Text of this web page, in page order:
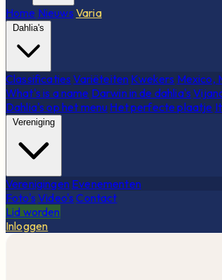
Home Nieuws Varia
Dahlia's
Classificaties Variëteiten Kwekers Mexico,
What's is a name Darwin in de dahlia's
Dahlia's op het menu Het perfecte plaatje
Vereniging
Verenigingen Evenementen
Foto's Video's Contact
Lid worden
Inloggen